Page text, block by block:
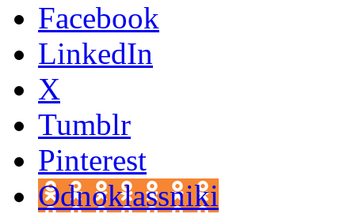
Facebook
LinkedIn
X
Tumblr
Pinterest
Odnoklassniki